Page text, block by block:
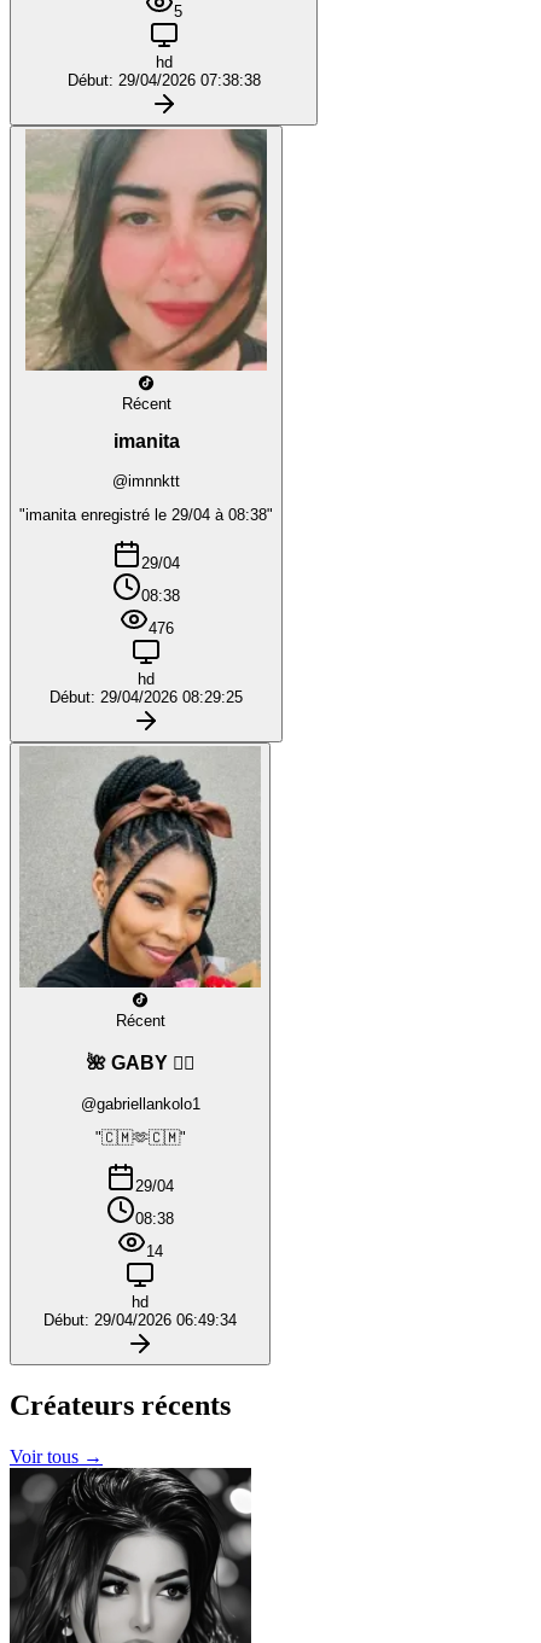
5
hd
Début: 29/04/2026 07:38:38
Récent
imanita
@imnnktt
"imanita enregistré le 29/04 à 08:38"
29/04
08:38
476
hd
Début: 29/04/2026 08:29:25
Récent
🌺 GABY ❤️‍🔥
@gabriellankolo1
"🇨🇲🫶🇨🇲"
29/04
08:38
14
hd
Début: 29/04/2026 06:49:34
Créateurs récents
Voir tous →